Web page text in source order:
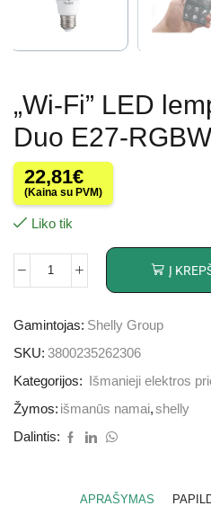
„Wi-Fi” LED
Duo E27-RGBW
22,81€
(Kaina su PVM)
Liko tik
Į
Gamintojas: Shelly Group
SKU: 3800235262306
Kategorijos:
Išmanieji elektros
Žymos: išmanūs namai,shelly
Dalintis:
APRAŠYMAS